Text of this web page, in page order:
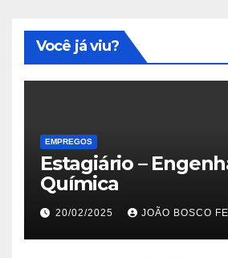
Você já viu?
EMPREGOS
Estagiário –
Química
20/02/2025 JOÃO BOSCO